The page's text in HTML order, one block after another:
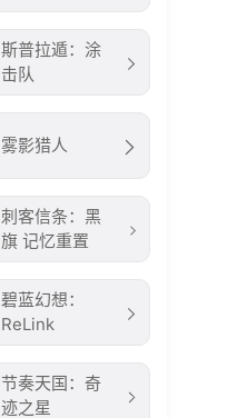
斯普拉遁：涂
击队
雾影猎人
刺客信条：黑
旗 记忆重置
碧蓝幻想：
ReLink
节奏天国：奇
迹之星